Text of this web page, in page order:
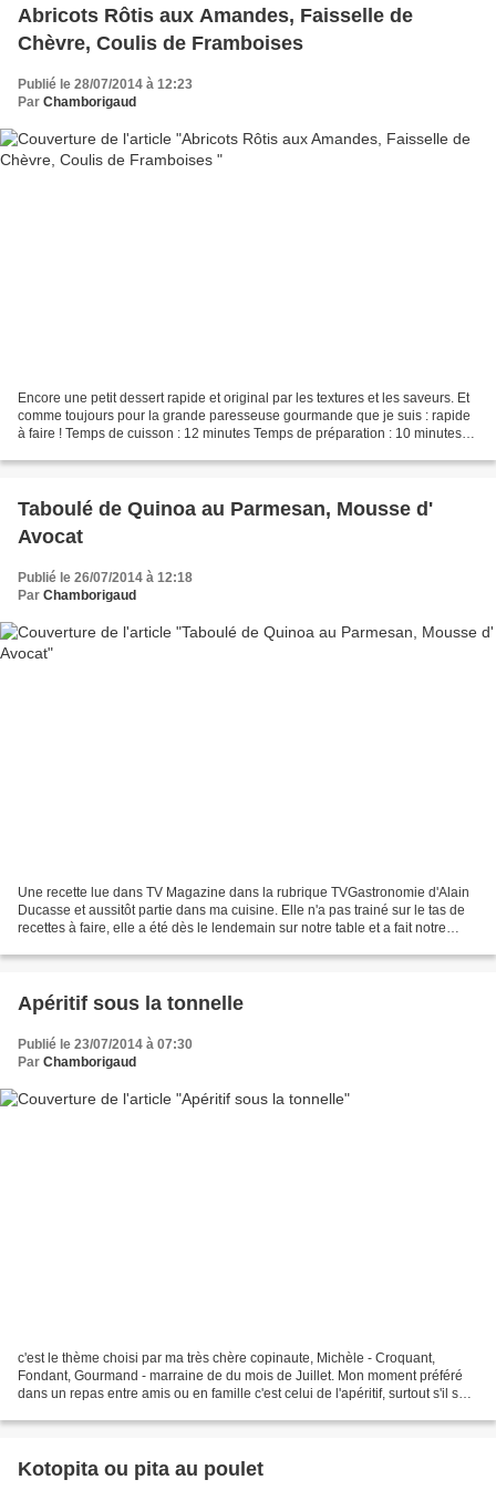
Abricots Rôtis aux Amandes, Faisselle de
Chèvre, Coulis de Framboises
Publié le 28/07/2014 à 12:23
Par Chamborigaud
Encore une petit dessert rapide et original par les textures et les saveurs. Et
comme toujours pour la grande paresseuse gourmande que je suis : rapide
à faire ! Temps de cuisson : 12 minutes Temps de préparation : 10 minutes
Taboulé de Quinoa au Parmesan, Mousse d'
Avocat
Publié le 26/07/2014 à 12:18
Par Chamborigaud
Une recette lue dans TV Magazine dans la rubrique TVGastronomie d'Alain
Ducasse et aussitôt partie dans ma cuisine. Elle n'a pas trainé sur le tas de
recettes à faire, elle a été dès le lendemain sur notre table et a fait notre
Apéritif sous la tonnelle
Publié le 23/07/2014 à 07:30
Par Chamborigaud
c'est le thème choisi par ma très chère copinaute, Michèle - Croquant,
Fondant, Gourmand - marraine de du mois de Juillet. Mon moment préféré
dans un repas entre amis ou en famille c'est celui de l'apéritif, surtout s'il se
Kotopita ou pita au poulet